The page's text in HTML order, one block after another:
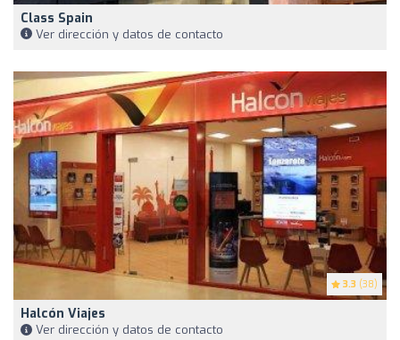
Class Spain
Ver dirección y datos de contacto
3.3 (38)
Halcón Viajes
Ver dirección y datos de contacto